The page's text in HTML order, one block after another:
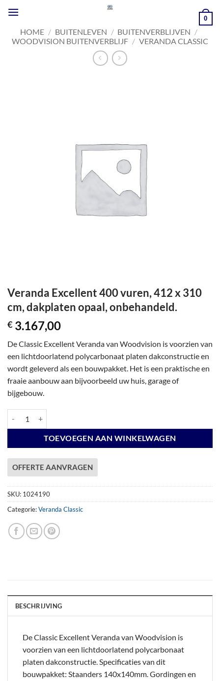
naar
inhoud
0
HOME / BUITENLEVEN / BUITENVERBLIJVEN /
WOODVISION BUITENVERBLIJF / VERANDA CLASSIC
Veranda Excellent 400 vuren, 412 x 310
cm, dakplaten opaal, onbehandeld.
€ 3.167,00
De Classic Excellent Veranda van Woodvision is voorzien van
een lichtdoorlatend polycarbonaat platen dakconstructie en
wordt geleverd als een bouwpakket. Het is een praktische en
fraaie aanbouw aan bijvoorbeeld uw huis, garage of
bijgebouw.
TOEVOEGEN AAN WINKELWAGEN
OFFERTE AANVRAGEN
SKU: 1024190
Categorie:Veranda Classic
BESCHRIJVING
De Classic Excellent Veranda van Woodvision is
voorzien van een lichtdoorlatend polycarbonaat
platen dakconstructie. Specificaties van dit
bouwpakket: Staanders 140x140mm. Gordingen en